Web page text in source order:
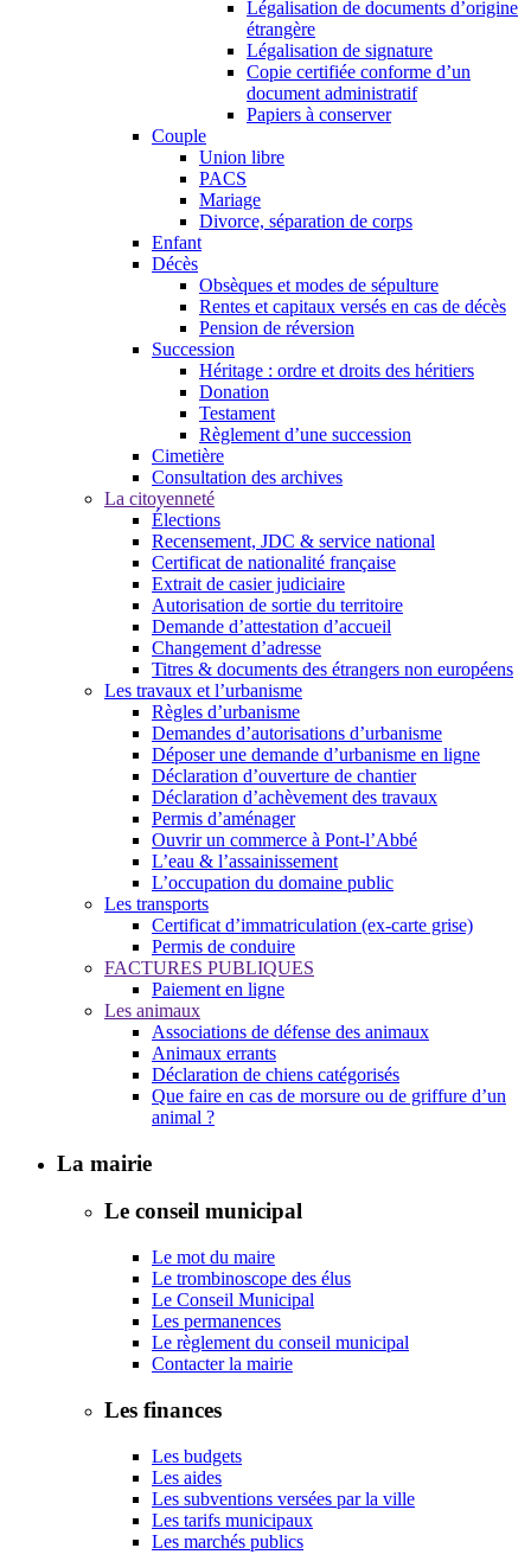
Légalisation de documents d’origine
étrangère
Légalisation de signature
Copie certifiée conforme d’un
document administratif
Papiers à conserver
Couple
Union libre
PACS
Mariage
Divorce, séparation de corps
Enfant
Décès
Obsèques et modes de sépulture
Rentes et capitaux versés en cas de décès
Pension de réversion
Succession
Héritage : ordre et droits des héritiers
Donation
Testament
Règlement d’une succession
Cimetière
Consultation des archives
La citoyenneté
Élections
Recensement, JDC & service national
Certificat de nationalité française
Extrait de casier judiciaire
Autorisation de sortie du territoire
Demande d’attestation d’accueil
Changement d’adresse
Titres & documents des étrangers non européens
Les travaux et l’urbanisme
Règles d’urbanisme
Demandes d’autorisations d’urbanisme
Déposer une demande d’urbanisme en ligne
Déclaration d’ouverture de chantier
Déclaration d’achèvement des travaux
Permis d’aménager
Ouvrir un commerce à Pont-l’Abbé
L’eau & l’assainissement
L’occupation du domaine public
Les transports
Certificat d’immatriculation (ex-carte grise)
Permis de conduire
FACTURES PUBLIQUES
Paiement en ligne
Les animaux
Associations de défense des animaux
Animaux errants
Déclaration de chiens catégorisés
Que faire en cas de morsure ou de griffure d’un
animal ?
La mairie
Le conseil municipal
Le mot du maire
Le trombinoscope des élus
Le Conseil Municipal
Les permanences
Le règlement du conseil municipal
Contacter la mairie
Les finances
Les budgets
Les aides
Les subventions versées par la ville
Les tarifs municipaux
Les marchés publics